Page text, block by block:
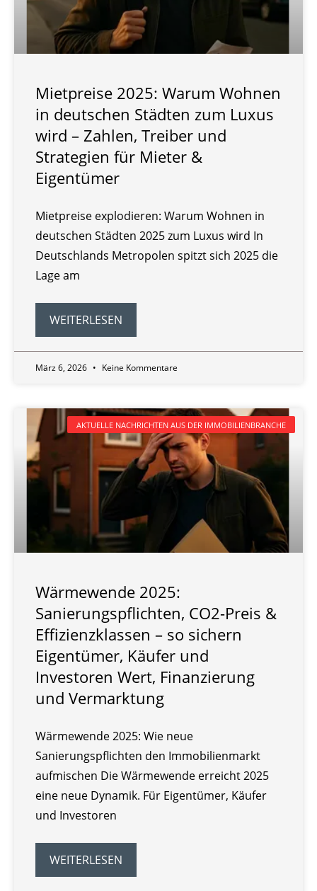
Mietpreise 2025: Warum Wohnen
in deutschen Städten zum Luxus
wird – Zahlen, Treiber und
Strategien für Mieter &
Eigentümer
Mietpreise explodieren: Warum Wohnen in
deutschen Städten 2025 zum Luxus wird In
Deutschlands Metropolen spitzt sich 2025 die
Lage am
WEITERLESEN
März 6, 2026 Keine Kommentare
AKTUELLE NACHRICHTEN AUS DER IMMOBILIENBRANCHE
Wärmewende 2025:
Sanierungspflichten, CO2-Preis &
Effizienzklassen – so sichern
Eigentümer, Käufer und
Investoren Wert, Finanzierung
und Vermarktung
Wärmewende 2025: Wie neue
Sanierungspflichten den Immobilienmarkt
aufmischen Die Wärmewende erreicht 2025
eine neue Dynamik. Für Eigentümer, Käufer
und Investoren
WEITERLESEN